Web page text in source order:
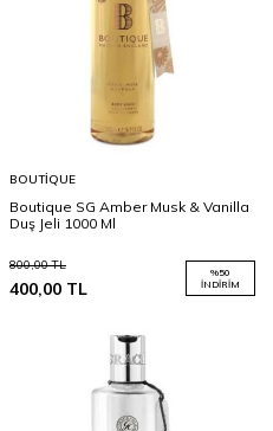
BOUTIQUE
Boutique SG Amber Musk & Vanilla
Duş Jeli 1000 Ml
800,00TL
400,00 TL
%50
İNDIRIM